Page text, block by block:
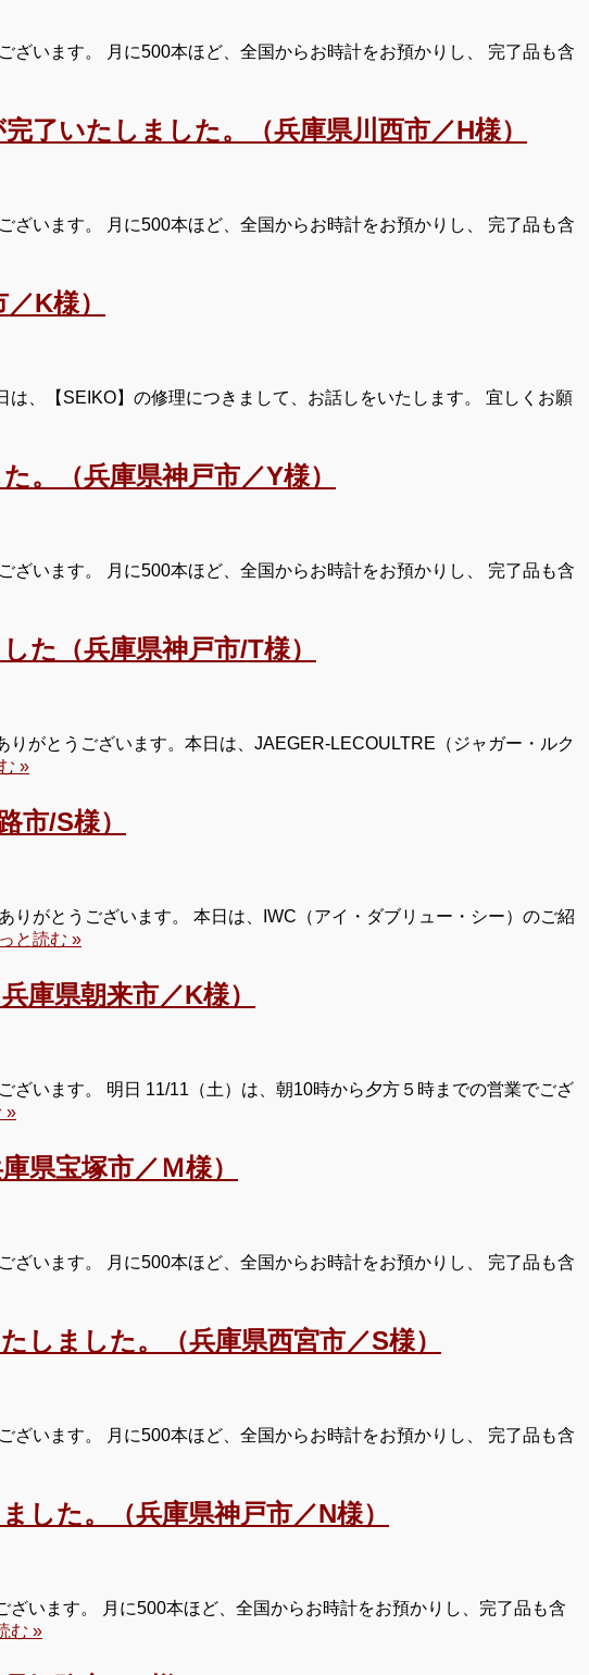
います。 月に500本ほど、全国からお時計をお預かりし、 完了品も含
了いたしました。（兵庫県川西市／H様）
います。 月に500本ほど、全国からお時計をお預かりし、 完了品も含
K様）
、【SEIKO】の修理につきまして、お話しをいたします。 宜しくお願
。（兵庫県神戸市／Y様）
います。 月に500本ほど、全国からお時計をお預かりし、 完了品も含
た（兵庫県神戸市/T様）
がとうございます。本日は、JAEGER-LECOULTRE（ジャガー・ルク
»
市/S様）
がとうございます。 本日は、IWC（アイ・ダブリュー・シー）のご紹
と読む »
庫県朝来市／K様）
います。 明日 11/11（土）は、朝10時から夕方５時までの営業でござ
»
県宝塚市／Ｍ様）
います。 月に500本ほど、全国からお時計をお預かりし、 完了品も含
しました。（兵庫県西宮市／S様）
います。 月に500本ほど、全国からお時計をお預かりし、 完了品も含
した。（兵庫県神戸市／N様）
います。 月に500本ほど、全国からお時計をお預かりし、完了品も含
む »